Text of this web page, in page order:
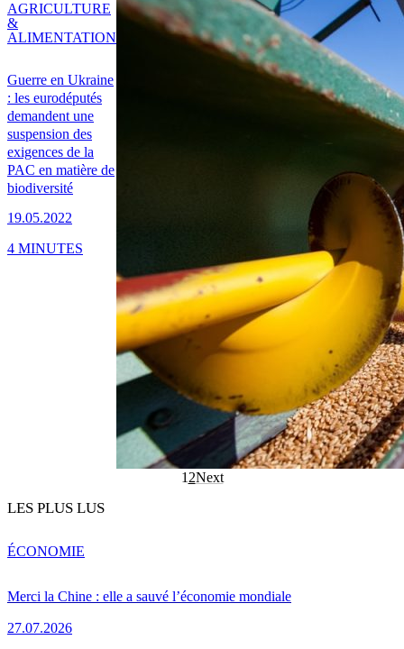
Guerre en Ukraine
: les eurodéputés
demandent une
suspension des
exigences de la
PAC en matière de
biodiversité
19.05.2022
AGRICULTURE
&
ALIMENTATION
4 MINUTES
1 2Next
LES PLUS LUS
Merci la Chine : elle a sauvé l’économie mondiale
27.07.2026
ÉCONOMIE